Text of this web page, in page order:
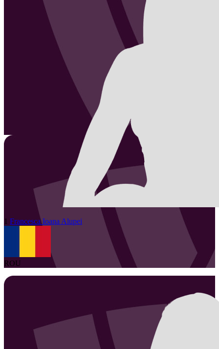
1 Francesca Ioana Alupei
ROU